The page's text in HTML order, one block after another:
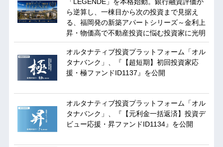
ら逆算し、一棟目から次の投資まで見据え
る、福岡発の新築アパートシリーズ～金利上
昇・物価高で不動産投資に悩む投資家に光明
オルタナティブ投資プラットフォーム「オル
タナバンク」、『【超短期】初回投資家応
援・極ファンドID1137』を公開
オルタナティブ投資プラットフォーム「オル
タナバンク」、『【元利金一括返済】投資デ
ビュー応援・昇ファンドID1134』を公開